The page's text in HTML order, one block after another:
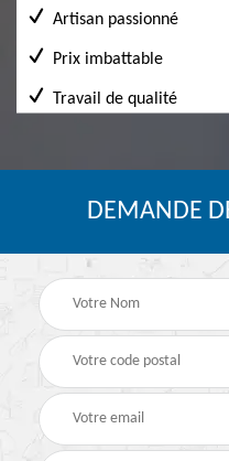
Artisan passionné
Prix imbattable
Travail de qualité
DEMANDE